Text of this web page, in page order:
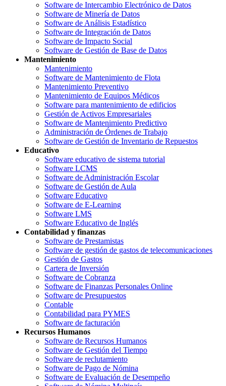
Software de Intercambio Electrónico de Datos
Software de Minería de Datos
Software de Análisis Estadístico
Software de Integración de Datos
Software de Impacto Social
Software de Gestión de Base de Datos
Mantenimiento
Mantenimiento
Software de Mantenimiento de Flota
Mantenimiento Preventivo
Mantenimiento de Equipos Médicos
Software para mantenimiento de edificios
Gestión de Activos Empresariales
Software de Mantenimiento Predictivo
Administración de Órdenes de Trabajo
Software de Gestión de Inventario de Repuestos
Educativo
Software educativo de sistema tutorial
Software LCMS
Software de Administración Escolar
Software de Gestión de Aula
Software Educativo
Software de E-Learning
Software LMS
Software Educativo de Inglés
Contabilidad y finanzas
Software de Prestamistas
Software de gestión de gastos de telecomunicaciones
Gestión de Gastos
Cartera de Inversión
Software de Cobranza
Software de Finanzas Personales Online
Software de Presupuestos
Contable
Contabilidad para PYMES
Software de facturación
Recursos Humanos
Software de Recursos Humanos
Software de Gestión del Tiempo
Software de reclutamiento
Software de Pago de Nómina
Software de Evaluación de Desempeño